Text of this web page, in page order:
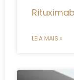
LEIA MAIS »